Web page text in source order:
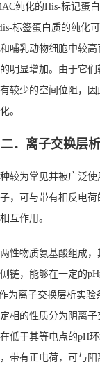
纯化的His-标记蛋
标签蛋白质的纯化
哺乳动物细胞中较
明显增加。由于它
较少的空间位阻，因
。
二．离子交换层
较为常见并被广泛使
，可与带有相反电
互作用。
性物质氨基酸组成
链，能够在一定的
为离子交换层析实验
相的性质分为阴离
低于其等电点的pH
带有正电荷，可与